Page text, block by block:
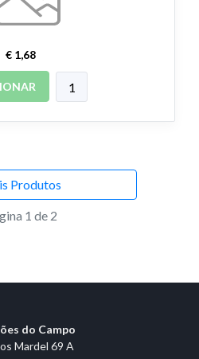
€ 1,68
Produtos
1 de 2
do Campo
Mardel 69 A